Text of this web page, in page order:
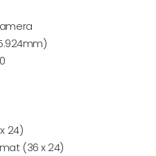
24)
(36 x 24)